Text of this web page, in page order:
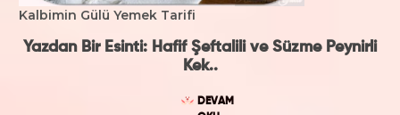
Kalbimin Gülü Yemek Tarifi
Yazdan Bir Esinti: Hafif Şeftalili ve Süzme Peynirli
Kek..
DEVAM